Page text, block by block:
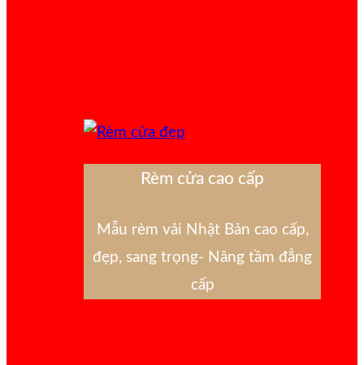
Rèm cửa cao cấp
Mẫu rèm vải Nhật Bản cao cấp,
đẹp, sang trọng- Nâng tầm đẳng
cấp